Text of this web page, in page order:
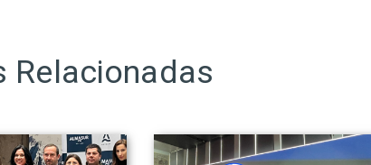
Relacionadas